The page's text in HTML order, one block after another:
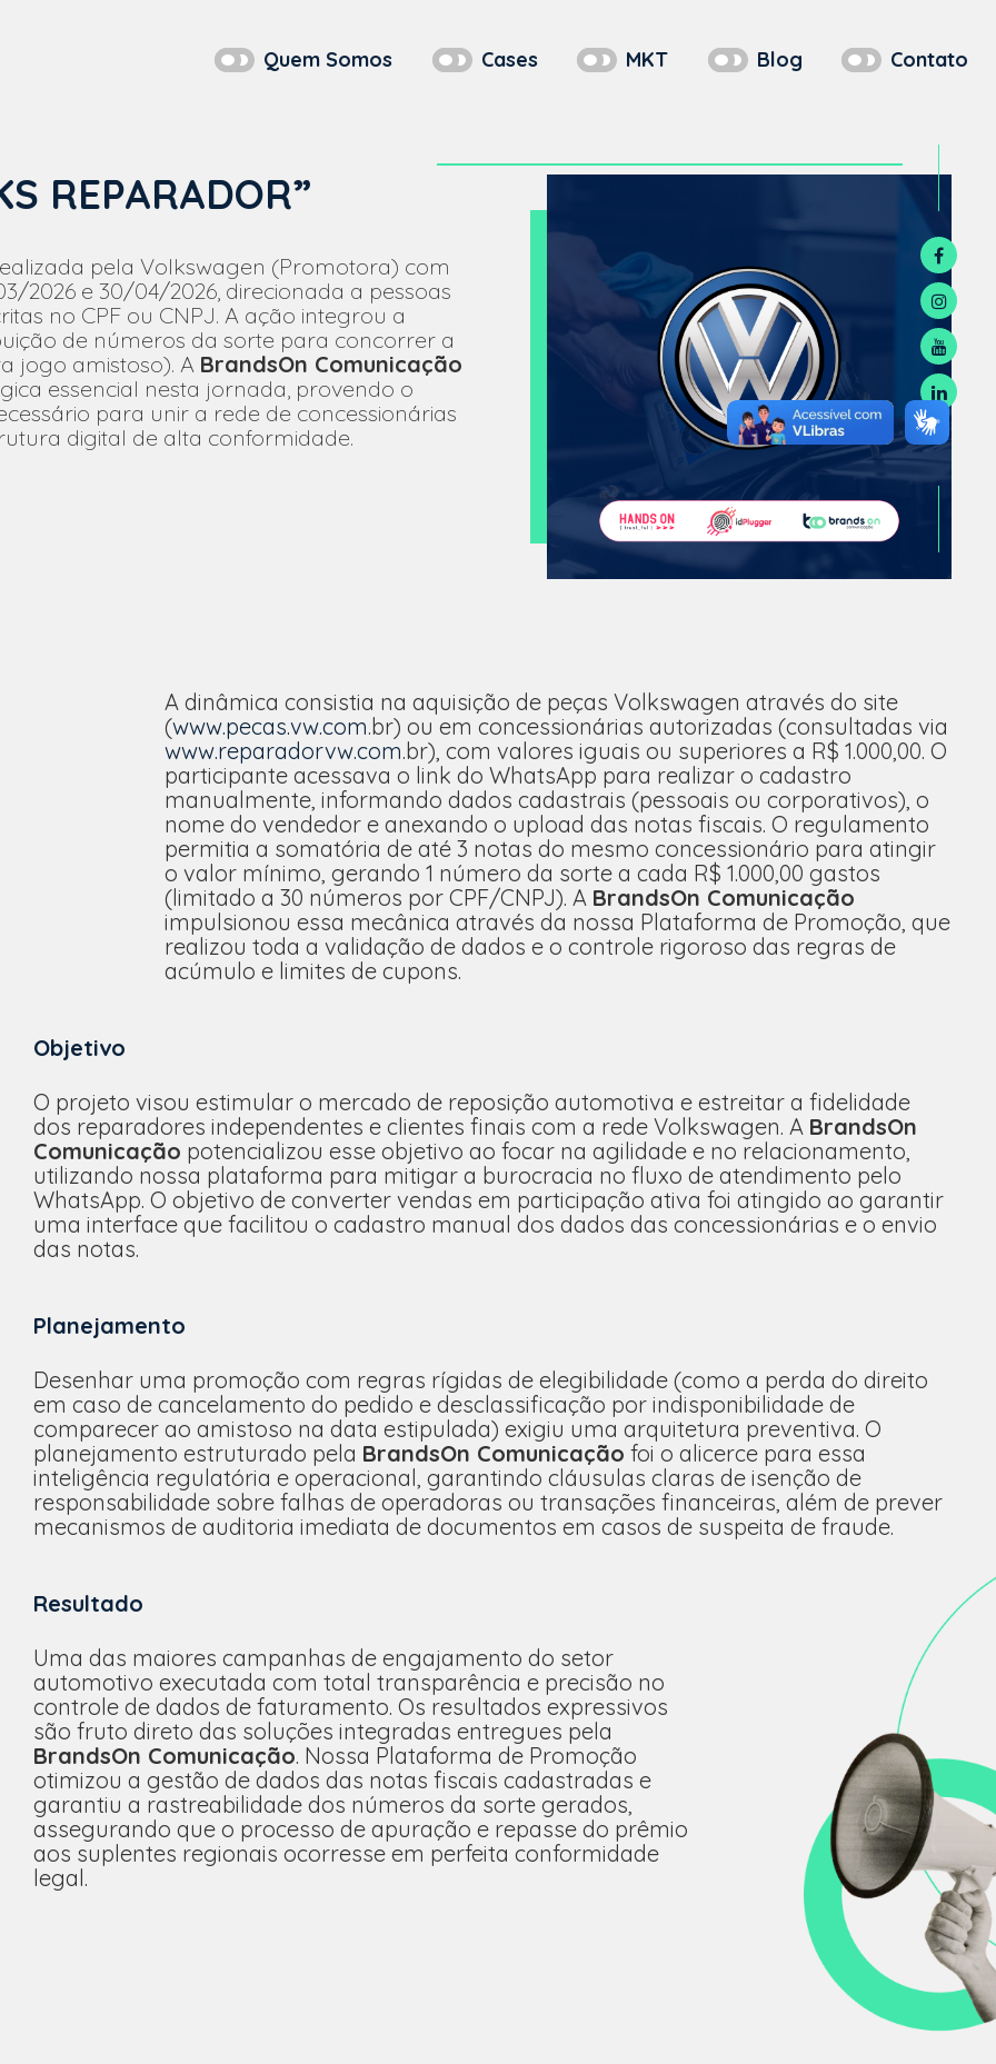
Quem Somos Cases MKT Blog Contato
REPARADOR”
pela Volkswagen (Promotora) com
2026 e 30/04/2026, direcionada a pessoas
no CPF ou CNPJ. A ação integrou a
de números da sorte para concorrer a
jogo amistoso). A BrandsOn Comunicação
essencial nesta jornada, provendo o
para unir a rede de concessionárias
digital de alta conformidade.
A dinâmica consistia na aquisição de peças Volkswagen através do site
(www.pecas.vw.com.br) ou em concessionárias autorizadas (consultadas via
www.reparadorvw.com.br), com valores iguais ou superiores a R$ 1.000,00. O
participante acessava o link do WhatsApp para realizar o cadastro
manualmente, informando dados cadastrais (pessoais ou corporativos), o
nome do vendedor e anexando o upload das notas fiscais. O regulamento
permitia a somatória de até 3 notas do mesmo concessionário para atingir
o valor mínimo, gerando 1 número da sorte a cada R$ 1.000,00 gastos
(limitado a 30 números por CPF/CNPJ). A BrandsOn Comunicação
impulsionou essa mecânica através da nossa Plataforma de Promoção, que
realizou toda a validação de dados e o controle rigoroso das regras de
acúmulo e limites de cupons.
Objetivo
O projeto visou estimular o mercado de reposição automotiva e estreitar a fidelidade
dos reparadores independentes e clientes finais com a rede Volkswagen. A BrandsOn
Comunicação potencializou esse objetivo ao focar na agilidade e no relacionamento,
utilizando nossa plataforma para mitigar a burocracia no fluxo de atendimento pelo
WhatsApp. O objetivo de converter vendas em participação ativa foi atingido ao garantir
uma interface que facilitou o cadastro manual dos dados das concessionárias e o envio
das notas.
Planejamento
Desenhar uma promoção com regras rígidas de elegibilidade (como a perda do direito
em caso de cancelamento do pedido e desclassificação por indisponibilidade de
comparecer ao amistoso na data estipulada) exigiu uma arquitetura preventiva. O
planejamento estruturado pela BrandsOn Comunicação foi o alicerce para essa
inteligência regulatória e operacional, garantindo cláusulas claras de isenção de
responsabilidade sobre falhas de operadoras ou transações financeiras, além de prever
mecanismos de auditoria imediata de documentos em casos de suspeita de fraude.
Resultado
Uma das maiores campanhas de engajamento do setor
automotivo executada com total transparência e precisão no
controle de dados de faturamento. Os resultados expressivos
são fruto direto das soluções integradas entregues pela
BrandsOn Comunicação. Nossa Plataforma de Promoção
otimizou a gestão de dados das notas fiscais cadastradas e
garantiu a rastreabilidade dos números da sorte gerados,
assegurando que o processo de apuração e repasse do prêmio
aos suplentes regionais ocorresse em perfeita conformidade
legal.